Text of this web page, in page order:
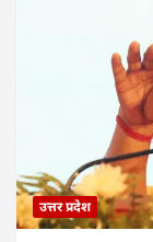
उत्तर प्रदेश